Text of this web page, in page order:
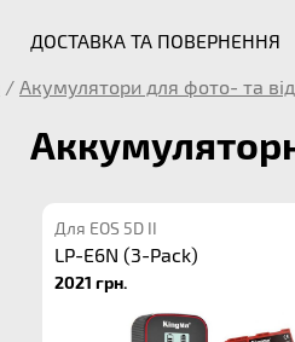
ДОСТАВКА ТА ПОВЕРНЕННЯ
/ Акумулятори для фото- та
Для EOS 5D II
LP-E6N (3-Pack)
2021 грн.